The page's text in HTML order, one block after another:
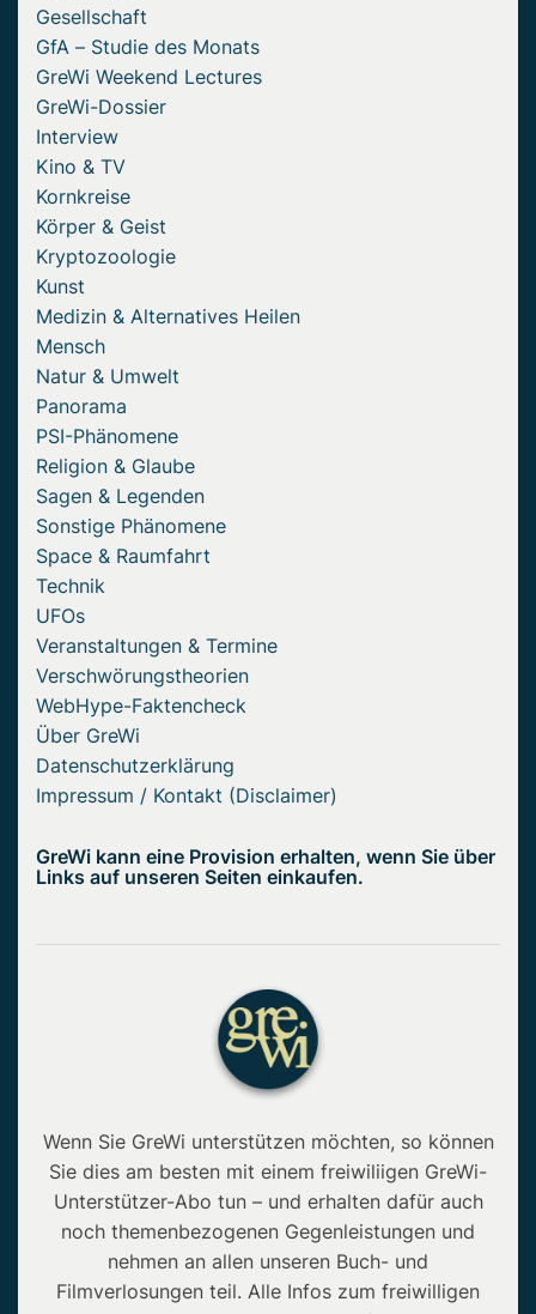
Gesellschaft
GfA – Studie des Monats
GreWi Weekend Lectures
GreWi-Dossier
Interview
Kino & TV
Kornkreise
Körper & Geist
Kryptozoologie
Kunst
Medizin & Alternatives Heilen
Mensch
Natur & Umwelt
Panorama
PSI-Phänomene
Religion & Glaube
Sagen & Legenden
Sonstige Phänomene
Space & Raumfahrt
Technik
UFOs
Veranstaltungen & Termine
Verschwörungstheorien
WebHype-Faktencheck
Über GreWi
Datenschutzerklärung
Impressum / Kontakt (Disclaimer)
GreWi kann eine Provision erhalten, wenn Sie über
Links auf unseren Seiten einkaufen.
Wenn Sie GreWi unterstützen möchten, so können
Sie dies am besten mit einem freiwiliigen GreWi-
Unterstützer-Abo tun – und erhalten dafür auch
noch themenbezogenen Gegenleistungen und
nehmen an allen unseren Buch- und
Filmverlosungen teil. Alle Infos zum freiwilligen